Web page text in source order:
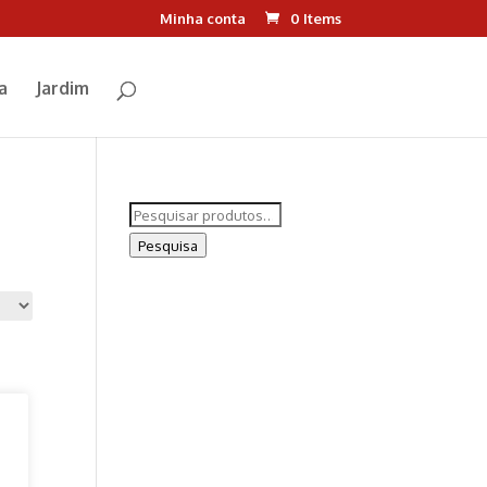
Minha conta 0 Items
Jardim
Pesquisar
por:
Pesquisa